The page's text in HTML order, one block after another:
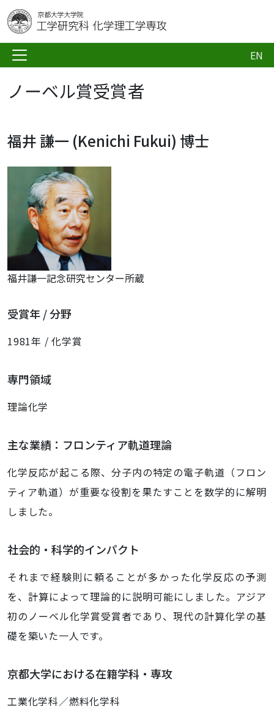
EN
ノーベル賞受賞者
福井 謙一 (Kenichi Fukui) 博士
福井謙一記念研究センター所蔵
受賞年 / 分野
1981年 / 化学賞
専門領域
理論化学
主な業績：フロンティア軌道理論
化学反応が起こる際、分子内の特定の電子軌道（フロン
ティア軌道）が重要な役割を果たすことを数学的に解明
しました。
社会的・科学的インパクト
それまで経験則に頼ることが多かった化学反応の予測
を、計算によって理論的に説明可能にしました。アジア
初のノーベル化学賞受賞者であり、現代の計算化学の基
礎を築いた一人です。
京都大学における在籍学科・専攻
工業化学科／燃料化学科